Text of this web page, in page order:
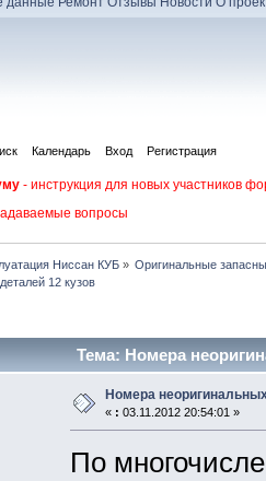
Календарь Вход Регистрация
- инструкция для новых участников
вопросы
Ниссан КУБ» Оригинальные
12 кузов
Тема: Номера
Номера
« : 03.11.2012 20:54:01 »
По